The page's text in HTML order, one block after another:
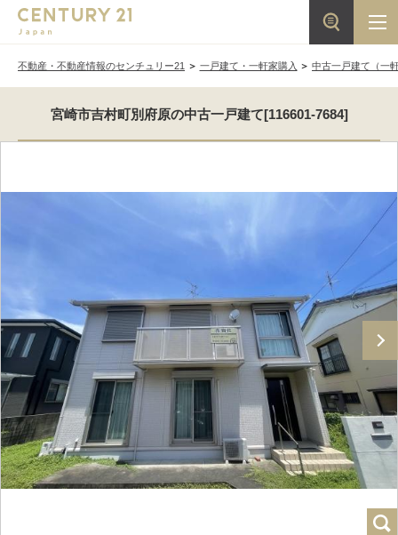
不動産・不動産情報のセンチュリー21 一戸建て・一軒家購入 中古一戸建て（一
宮崎市吉村町別府原の中古一戸建て[116601-7684]